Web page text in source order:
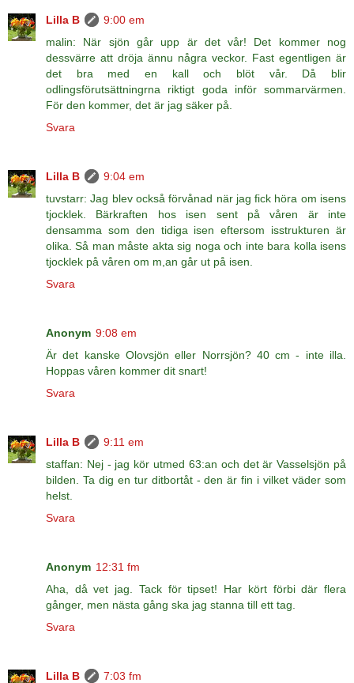
Lilla B
9:00 em
malin: När sjön går upp är det vår! Det kommer nog
dessvärre att dröja ännu några veckor. Fast egentligen är
det bra med en kall och blöt vår. Då blir
odlingsförutsättningrna riktigt goda inför sommarvärmen.
För den kommer, det är jag säker på.
Svara
Lilla B
9:04 em
tuvstarr: Jag blev också förvånad när jag fick höra om isens
tjocklek. Bärkraften hos isen sent på våren är inte
densamma som den tidiga isen eftersom isstrukturen är
olika. Så man måste akta sig noga och inte bara kolla isens
tjocklek på våren om m,an går ut på isen.
Svara
Anonym 9:08 em
Är det kanske Olovsjön eller Norrsjön? 40 cm - inte illa.
Hoppas våren kommer dit snart!
Svara
Lilla B
9:11 em
staffan: Nej - jag kör utmed 63:an och det är Vasselsjön på
bilden. Ta dig en tur ditbortåt - den är fin i vilket väder som
helst.
Svara
Anonym 12:31 fm
Aha, då vet jag. Tack för tipset! Har kört förbi där flera
gånger, men nästa gång ska jag stanna till ett tag.
Svara
Lilla B
7:03 fm